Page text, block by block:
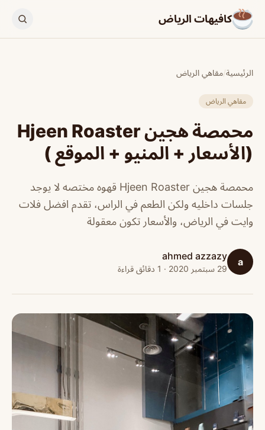
كافيهات الرياض
الرئيسية/مقاهي الرياض
مقاهي الرياض
محمصة هجين Hjeen Roaster
(الأسعار + المنيو + الموقع )
محمصة هجين Hjeen Roaster قهوه مختصه لا يوجد
جلسات داخليه ولكن الطعم في الراس، تقدم افضل فلات
وايت في الرياض، والأسعار تكون معقولة
a
ahmed azzazy
29 سبتمبر 2020 · 1 دقائق قراءة